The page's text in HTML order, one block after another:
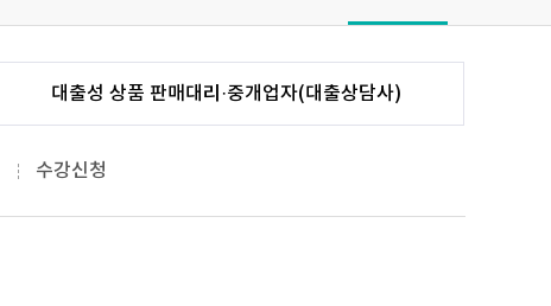
대출성 상품 판매대리·중개업자(대출상담사)
수강신청